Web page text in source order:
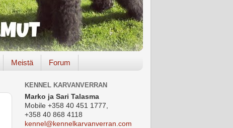
Meistä Forum
KENNEL KARVANVERRAN
Marko ja Sari Talasma
Mobile +358 40 451 1777,
+358 40 868 4118
kennel@kennelkarvanverran.com